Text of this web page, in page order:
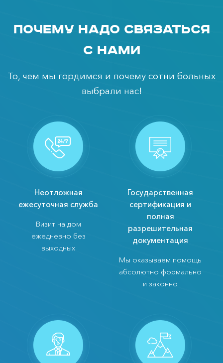
Почему надо связаться
с нами
То, чем мы гордимся и почему сотни больных
выбрали нас!
Неотложная
ежесуточная служба
Визит на дом
ежедневно без
выходных
Государственная
сертификация и
полная
разрешительная
документация
Мы оказываем помощь
абсолютно формально
и законно